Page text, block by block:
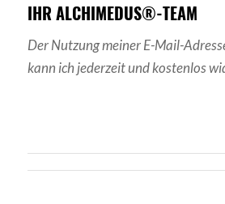
IHR ALCHIMEDUS®-TEAM
Der Nutzung meiner E-Mail-
kann ich jederzeit und kostenlos